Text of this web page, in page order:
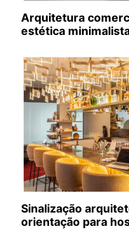
Arquitetura
estética
Sinalização
orientação para